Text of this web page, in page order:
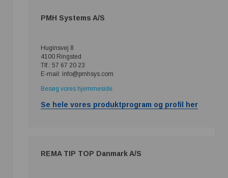
PMH Systems A/S
Huginsvej 8
4100 Ringsted
Tlf.: 57 67 20 23
E-mail: info@pmhsys.com
Besøg vores hjemmeside
Se hele vores produktprogram og profil her
REMA TIP TOP Danmark A/S